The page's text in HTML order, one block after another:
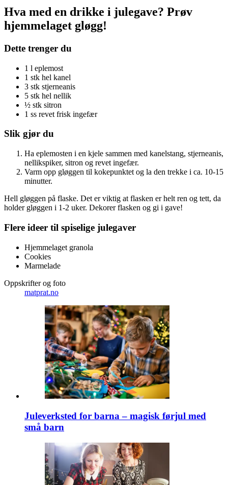
Hva med en drikke i julegave? Prøv
hjemmelaget gløgg!
Dette trenger du
1 l eplemost
1 stk hel kanel
3 stk stjerneanis
5 stk hel nellik
½ stk sitron
1 ss revet frisk ingefær
Slik gjør du
Ha eplemosten i en kjele sammen med kanelstang, stjerneanis,
nellikspiker, sitron og revet ingefær.
Varm opp gløggen til kokepunktet og la den trekke i ca. 10-15
minutter.
Hell gløggen på flaske. Det er viktig at flasken er helt ren og tett, da
holder gløggen i 1-2 uker. Dekorer flasken og gi i gave!
Flere ideer til spiselige julegaver
Hjemmelaget granola
Cookies
Marmelade
Oppskrifter og foto
matprat.no
Juleverksted for barna – magisk førjul med
små barn